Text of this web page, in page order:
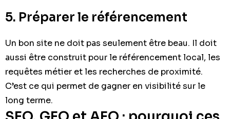
5. Préparer le référencement
Un bon site ne doit pas seulement être beau. Il doit
aussi être construit pour le référencement local, les
requêtes métier et les recherches de proximité.
C’est ce qui permet de gagner en visibilité sur le
long terme.